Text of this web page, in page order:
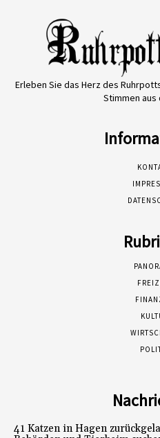
Erleben Sie das Herz des
Stimmen aus
41 Katzen in Hagen